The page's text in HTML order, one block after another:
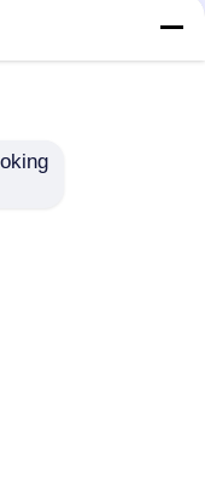
60
parasol.
Najlepsza cena